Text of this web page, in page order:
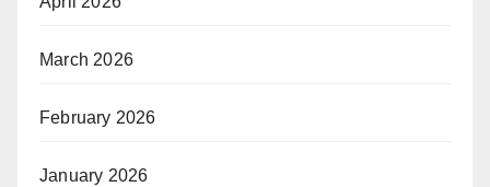
March 2026
February 2026
January 2026